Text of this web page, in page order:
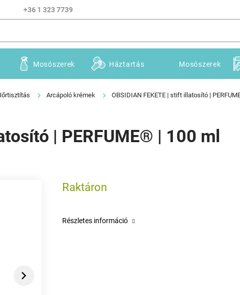
+36 1 323 7739
Mosószerek Háztartás Mosószerek
Arcápoló krémek OBSIDIAN FEKETE | stift illatosító |
| PERFUME® | 100 ml
Next
Raktáron
Részletes információ